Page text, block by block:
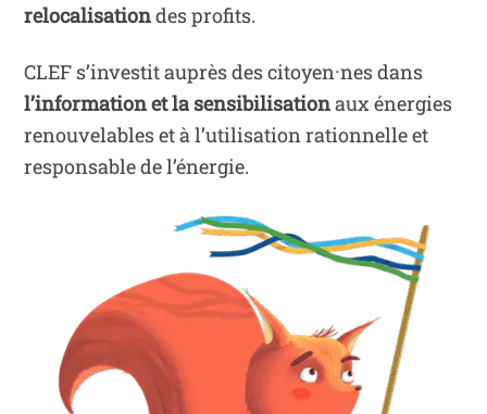
relocalisationdes profits.
CLEF s’investit auprès des citoyen·nes dans
l’information et la sensibilisationaux énergies
renouvelables et à l’utilisation rationnelle et
responsable de l’énergie.